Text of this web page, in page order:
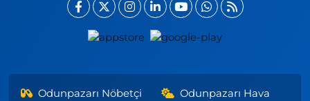
Odunpazarı Nöbetçi
Odunpazarı Hava